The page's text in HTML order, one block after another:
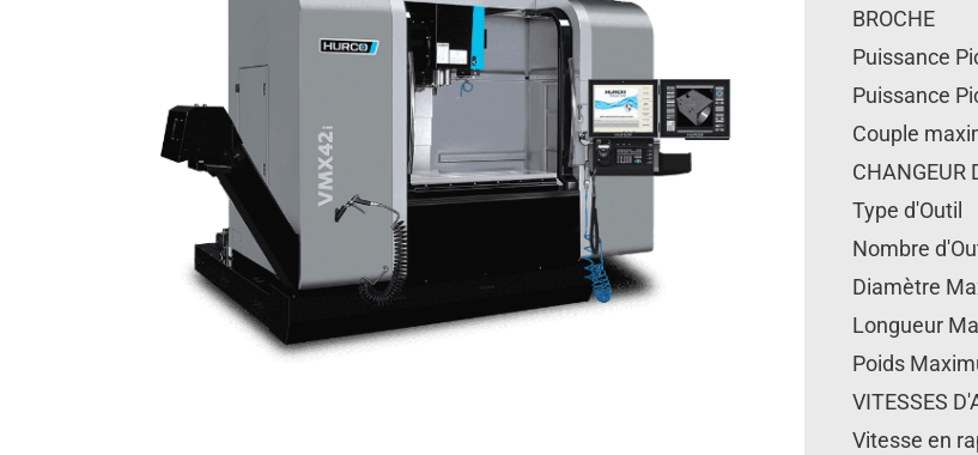
BROCHE
Puissance
Puissance
Couple
CHANGEUR
Type d'Outil
Nombre
Diamètre
Longueur
Poids
VITESSES
Vitesse en